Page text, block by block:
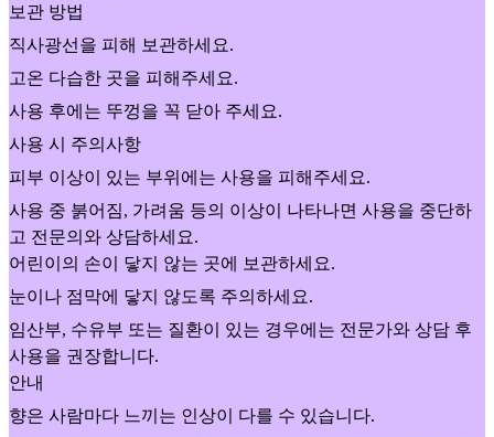
보관 방법
직사광선을 피해 보관하세요.
고온 다습한 곳을 피해주세요.
사용 후에는 뚜껑을 꼭 닫아 주세요.
사용 시 주의사항
피부 이상이 있는 부위에는 사용을 피해주세요.
사용 중 붉어짐, 가려움 등의 이상이 나타나면 사용을 중단하
고 전문의와 상담하세요.
어린이의 손이 닿지 않는 곳에 보관하세요.
눈이나 점막에 닿지 않도록 주의하세요.
임산부, 수유부 또는 질환이 있는 경우에는 전문가와 상담 후
사용을 권장합니다.
안내
향은 사람마다 느끼는 인상이 다를 수 있습니다.